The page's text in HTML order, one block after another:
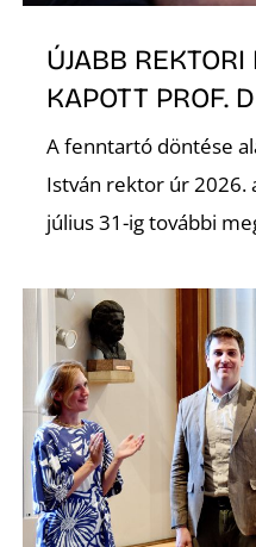
ÚJABB
KAPOTT PROF.
A fenntartó döntése
István rektor úr 2026.
július 31-ig további